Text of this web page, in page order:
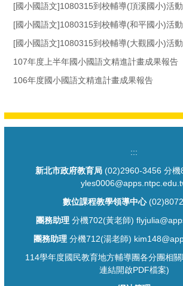
[國小國語文]1080315到校輔導(頂溪國小)活
[國小國語文]1080315到校輔導(和平國小)活
[國小國語文]1080315到校輔導(大觀國小)活
107年度上半年國小國語文精進計畫成果報告
106年度國小國語文精進計畫成果報告
:::
新北市政府教育局(02)2960-3456 分機
數位課程教學領導中心
團務助理分機702(黃老師)
團務助理 分機712(湯老師)
114學年度國民教育地方輔導團各分團相
連結開啟PDF檔案)